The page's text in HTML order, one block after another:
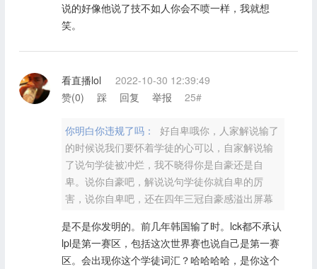
说的好像他说了技不如人你会不喷一样，我就想
笑。
看直播lol
2022-10-30 12:39:49
赞(0) 踩 回复 举报 25#
你明白你违规了吗：
好自卑哦你，人家解说输了
的时候说我们要怀着学徒的心可以，自家解说输
了说句学徒被冲烂，我不晓得你是自豪还是自
卑。说你自豪吧，解说说句学徒你就自卑的厉
害，说你自卑吧，还在四年三冠自豪感溢出屏幕
是不是你发明的。前几年韩国输了时。lck都不承认
lpl是第一赛区，包括这次世界赛也说自己是第一赛
区。会出现你这个学徒词汇？哈哈哈哈，是你这个